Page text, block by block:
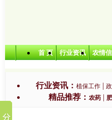
首 页 行业资讯 农情
行业资讯： 植保工作 |
精品推荐：农药 |